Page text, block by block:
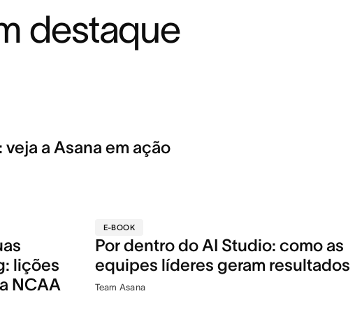
destaque
a Asana em ação
lições
NCAA
E-BOOK
Por dentro do AI Studio: como as
equipes líderes geram resultados
Team Asana